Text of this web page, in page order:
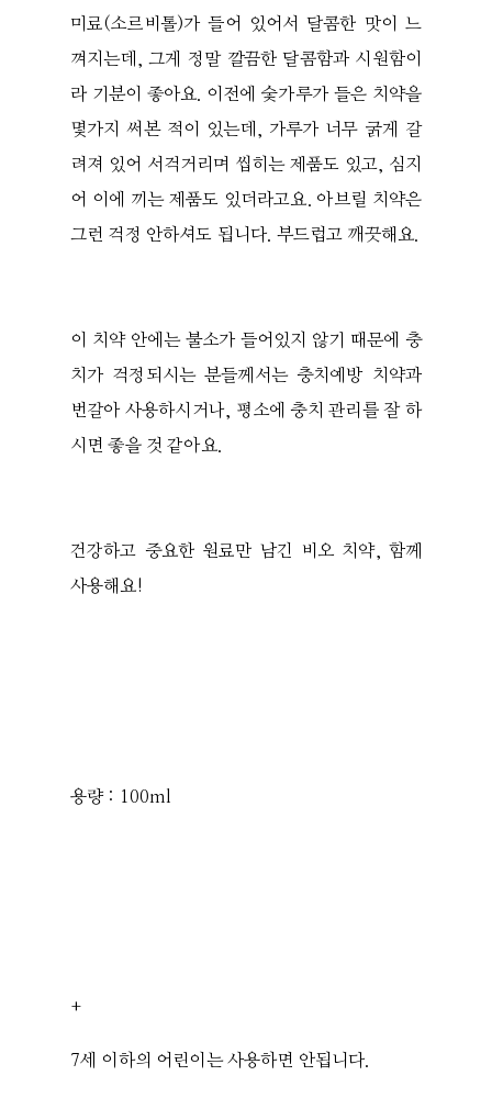
미료(소르비톨)가 들어 있어서 달콤한 맛이 느
껴지는데, 그게 정말 깔끔한 달콤함과 시원함이
라 기분이 좋아요. 이전에 숯가루가 들은 치약을
몇가지 써본 적이 있는데, 가루가 너무 굵게 갈
려져 있어 서걱거리며 씹히는 제품도 있고, 심지
어 이에 끼는 제품도 있더라고요. 아브릴 치약은
그런 걱정 안하셔도 됩니다. 부드럽고 깨끗해요.
이 치약 안에는 불소가 들어있지 않기 때문에 충
치가 걱정되시는 분들께서는 충치예방 치약과
번갈아 사용하시거나, 평소에 충치 관리를 잘 하
시면 좋을 것 같아요.
건강하고 중요한 원료만 남긴 비오 치약, 함께
사용해요!
용량 : 100ml
+
7세 이하의 어린이는 사용하면 안됩니다.